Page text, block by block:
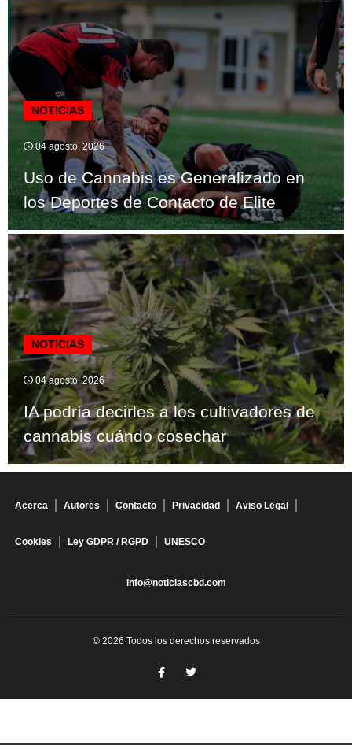
NOTICIAS
04 agosto, 2026
Uso de Cannabis es Generalizado en
los Deportes de Contacto de Elite
NOTICIAS
04 agosto, 2026
IA podría decirles a los cultivadores de
cannabis cuándo cosechar
Acerca Autores Contacto Privacidad Aviso Legal
Cookies Ley GDPR / RGPD UNESCO
info@noticiascbd.com
© 2026 Todos los derechos reservados